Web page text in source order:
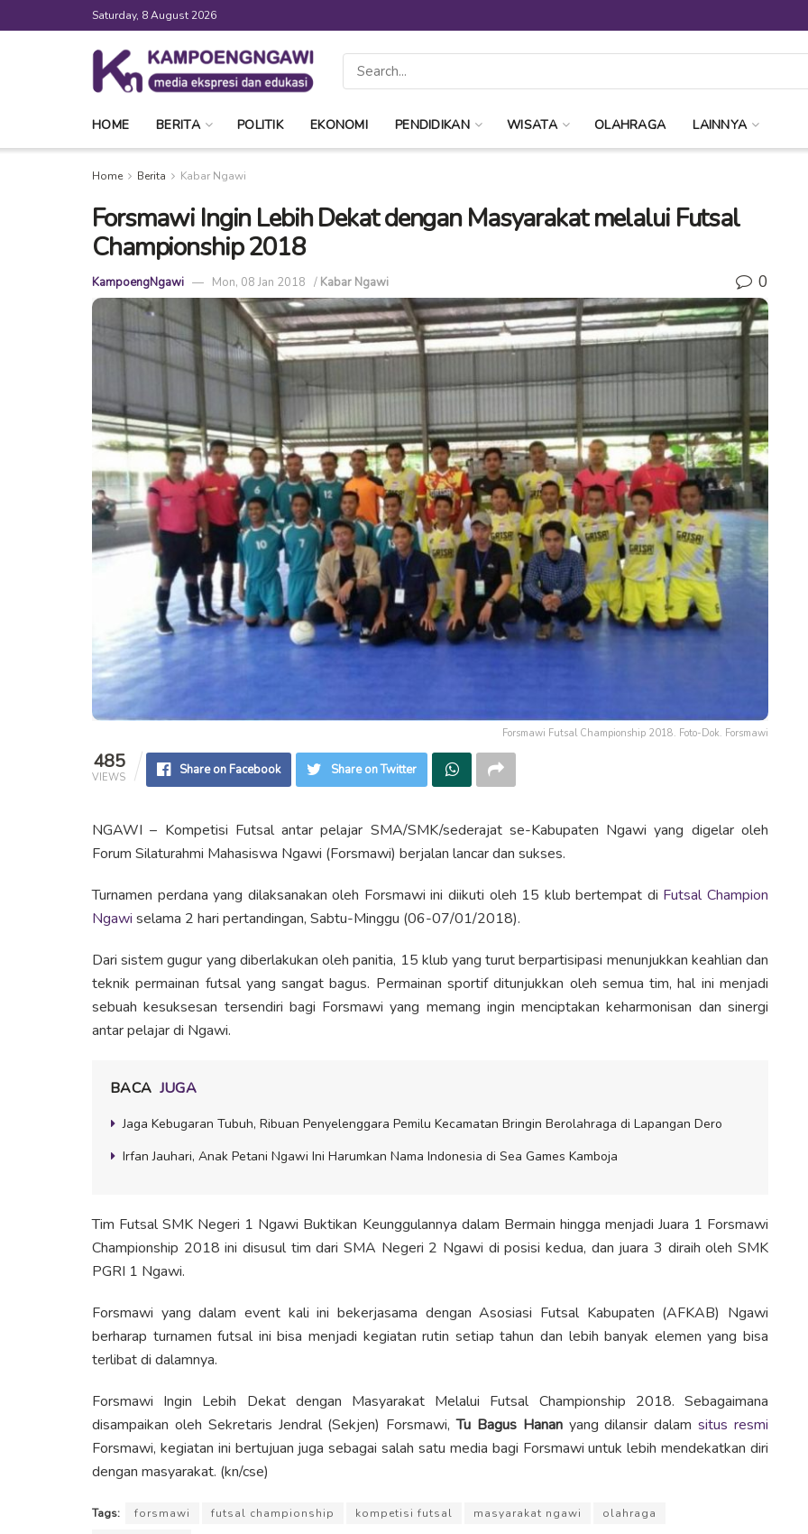
Saturday, 8 August 2026
HOME BERITA POLITIK EKONOMI PENDIDIKAN WISATA OLAHRAGA LAINNYA
Home Berita Kabar Ngawi
Forsmawi Ingin Lebih Dekat dengan Masyarakat melalui Futsal
Championship 2018
KampoengNgawi Mon, 08 Jan 2018 / Kabar Ngawi 0
Forsmawi Futsal Championship 2018. Foto-Dok. Forsmawi
485
VIEWS Share on Facebook Share on Twitter
NGAWI – Kompetisi Futsal antar pelajar SMA/SMK/sederajat se-Kabupaten Ngawi yang digelar oleh
Forum Silaturahmi Mahasiswa Ngawi (Forsmawi) berjalan lancar dan sukses.
Turnamen perdana yang dilaksanakan oleh Forsmawi ini diikuti oleh 15 klub bertempat di Futsal Champion
Ngawi selama 2 hari pertandingan, Sabtu-Minggu (06-07/01/2018).
Dari sistem gugur yang diberlakukan oleh panitia, 15 klub yang turut berpartisipasi menunjukkan keahlian dan
teknik permainan futsal yang sangat bagus. Permainan sportif ditunjukkan oleh semua tim, hal ini menjadi
sebuah kesuksesan tersendiri bagi Forsmawi yang memang ingin menciptakan keharmonisan dan sinergi
antar pelajar di Ngawi.
BACA JUGA
Jaga Kebugaran Tubuh, Ribuan Penyelenggara Pemilu Kecamatan Bringin Berolahraga di Lapangan Dero
Irfan Jauhari, Anak Petani Ngawi Ini Harumkan Nama Indonesia di Sea Games Kamboja
Tim Futsal SMK Negeri 1 Ngawi Buktikan Keunggulannya dalam Bermain hingga menjadi Juara 1 Forsmawi
Championship 2018 ini disusul tim dari SMA Negeri 2 Ngawi di posisi kedua, dan juara 3 diraih oleh SMK
PGRI 1 Ngawi.
Forsmawi yang dalam event kali ini bekerjasama dengan Asosiasi Futsal Kabupaten (AFKAB) Ngawi
berharap turnamen futsal ini bisa menjadi kegiatan rutin setiap tahun dan lebih banyak elemen yang bisa
terlibat di dalamnya.
Forsmawi Ingin Lebih Dekat dengan Masyarakat Melalui Futsal Championship 2018. Sebagaimana
disampaikan oleh Sekretaris Jendral (Sekjen) Forsmawi,Tu Bagus Hananyang dilansir dalamsitus resmi
Forsmawi, kegiatan ini bertujuan juga sebagai salah satu media bagi Forsmawi untuk lebih mendekatkan diri
dengan masyarakat. (kn/cse)
Tags: forsmawi futsal championship kompetisi futsal masyarakat ngawi
olahraga